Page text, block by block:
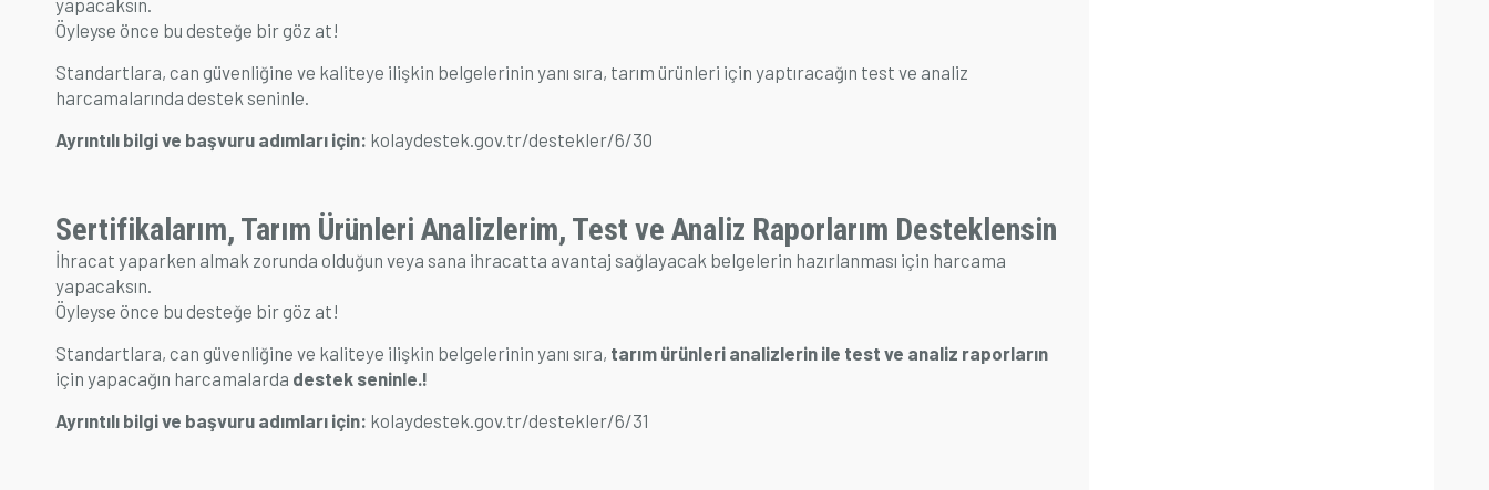
Öyleyse önce bu desteğe bir göz at!
Standartlara, can güvenliğine ve kaliteye ilişkin belgelerinin yanı sıra, tarım ürünleri için yaptıracağın test ve analiz
harcamalarında destek seninle.
Ayrıntılı bilgi ve başvuru adımları için: kolaydestek.gov.tr/destekler/6/30
Sertifikalarım, Tarım Ürünleri Analizlerim, Test ve Analiz Raporlarım Desteklensin
İhracat yaparken almak zorunda olduğun veya sana ihracatta avantaj sağlayacak belgelerin hazırlanması için harcama
yapacaksın.
Öyleyse önce bu desteğe bir göz at!
Standartlara, can güvenliğine ve kaliteye ilişkin belgelerinin yanı sıra, tarım ürünleri analizlerin ile test ve analiz raporların
için yapacağın harcamalarda destek seninle.!
Ayrıntılı bilgi ve başvuru adımları için: kolaydestek.gov.tr/destekler/6/31